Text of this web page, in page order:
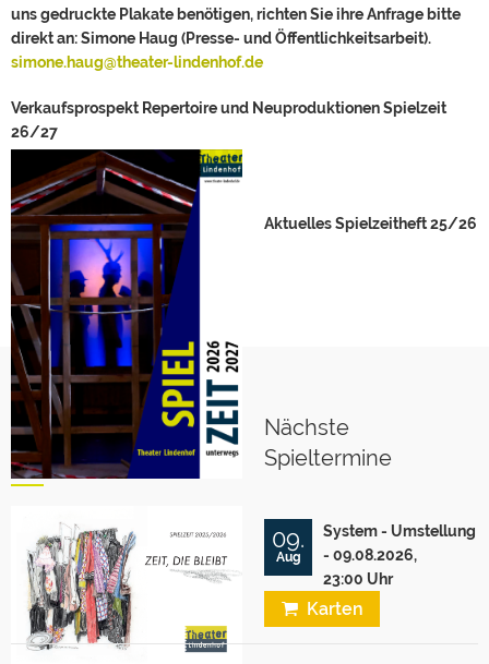
uns gedruckte Plakate benötigen, richten Sie ihre Anfrage bitte
direkt an: Simone Haug (Presse- und Öffentlichkeitsarbeit).
simone.haug@theater-lindenhof.de
Verkaufsprospekt Repertoire und Neuproduktionen Spielzeit
26/27
Aktuelles Spielzeitheft 25/26
Nächste
Spieltermine
09.
Aug
System - Umstellung
- 09.08.2026,
23:00 Uhr
Karten